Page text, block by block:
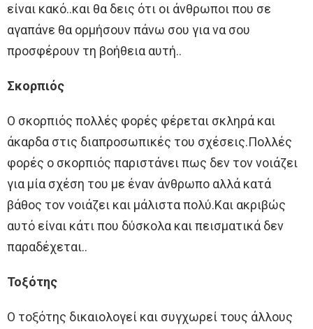
είναι κακό..και θα δεις ότι οι άνθρωποι που σε
αγαπάνε θα ορμήσουν πάνω σου για να σου
προσφέρουν τη βοήθεια αυτή..
Σκορπιός
Ο σκορπιός πολλές φορές φέρεται σκληρά και
άκαρδα στις διαπροσωπικές του σχέσεις.Πολλές
φορές ο σκορπιός παριστάνει πως δεν τον νοιάζει
για μία σχέση του με έναν άνθρωπο αλλά κατά
βάθος τον νοιάζει και μάλιστα πολύ.Και ακριβώς
αυτό είναι κάτι που δύσκολα και πεισματικά δεν
παραδέχεται..
Τοξότης
Ο τοξότης δικαιολογεί και συγχωρεί τους άλλους